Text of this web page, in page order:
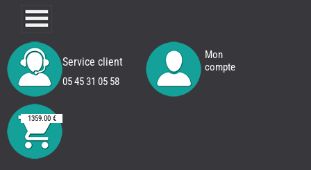
Service client
05 45 31 05 58
Mon
compte
1359.00 €